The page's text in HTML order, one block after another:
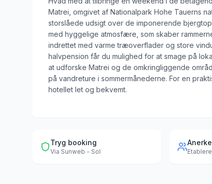
Matrei, omgivet af Nationalpark Hohe Tauerns
storslåede udsigt over de imponerende
med hyggelige atmosfære, som skaber
indrettet med varme træoverflader og store
halvpension får du mulighed for at smage på
at udforske Matrei og de omkringliggende
på vandreture i sommermånederne. For en
hotellet let og bekvemt.
Tryg booking
Via Sunweb - Sol